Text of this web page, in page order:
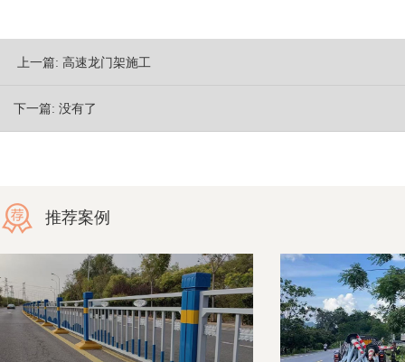
上一篇: 高速龙门架施工
下一篇: 没有了
推荐案例